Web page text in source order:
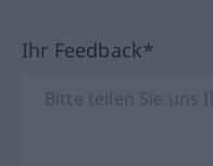
Ihr Feedback*